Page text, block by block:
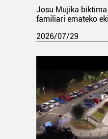
Josu Mujika
familiari emateko
2026/07/29